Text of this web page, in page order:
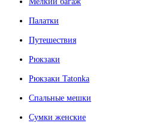
Палатки
Путешествия
Рюкзаки
Рюкзаки Tatonka
Спальные мешки
Сумки женские